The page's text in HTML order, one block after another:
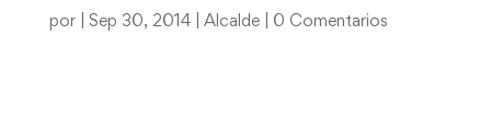
por Sep 30, 2014| Alcalde| 0 Comentarios